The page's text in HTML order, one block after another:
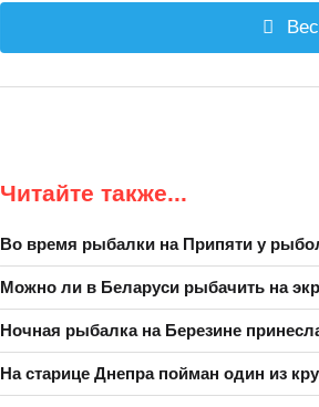
Читайте также...
Во время рыбалки на Припяти у
Можно ли в Беларуси рыбачить на
Ночная рыбалка на Березине
На старице Днепра пойман один из